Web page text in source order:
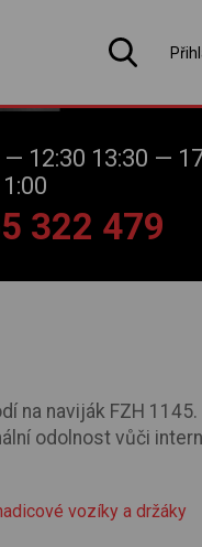
— 12:30 13:30 —
322 479
na naviják FZH
odolnost vůči
vozíky a držáky